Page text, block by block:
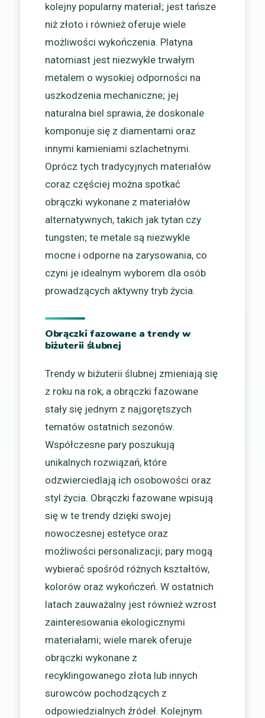
kolejny popularny materiał; jest tańsze
niż złoto i również oferuje wiele
możliwości wykończenia. Platyna
natomiast jest niezwykle trwałym
metalem o wysokiej odporności na
uszkodzenia mechaniczne; jej
naturalna biel sprawia, że doskonale
komponuje się z diamentami oraz
innymi kamieniami szlachetnymi.
Oprócz tych tradycyjnych materiałów
coraz częściej można spotkać
obrączki wykonane z materiałów
alternatywnych, takich jak tytan czy
tungsten; te metale są niezwykle
mocne i odporne na zarysowania, co
czyni je idealnym wyborem dla osób
prowadzących aktywny tryb życia.
Obrączki fazowane a trendy w
biżuterii ślubnej
Trendy w biżuterii ślubnej zmieniają się
z roku na rok, a obrączki fazowane
stały się jednym z najgorętszych
tematów ostatnich sezonów.
Współczesne pary poszukują
unikalnych rozwiązań, które
odzwierciedlają ich osobowości oraz
styl życia. Obrączki fazowane wpisują
się w te trendy dzięki swojej
nowoczesnej estetyce oraz
możliwości personalizacji; pary mogą
wybierać spośród różnych kształtów,
kolorów oraz wykończeń. W ostatnich
latach zauważalny jest również wzrost
zainteresowania ekologicznymi
materiałami; wiele marek oferuje
obrączki wykonane z
recyklingowanego złota lub innych
surowców pochodzących z
odpowiedzialnych źródeł. Kolejnym